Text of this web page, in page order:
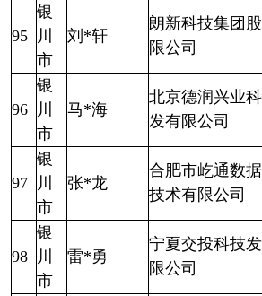
95
银
川
市
刘*轩
朗新科技集团
限公司
96
银
川
市
马*海
北京德润兴业
发有限公司
97
银
川
市
张*龙
合肥市屹通数
技术有限公司
98
银
川
市
雷*勇
宁夏交投科技
限公司